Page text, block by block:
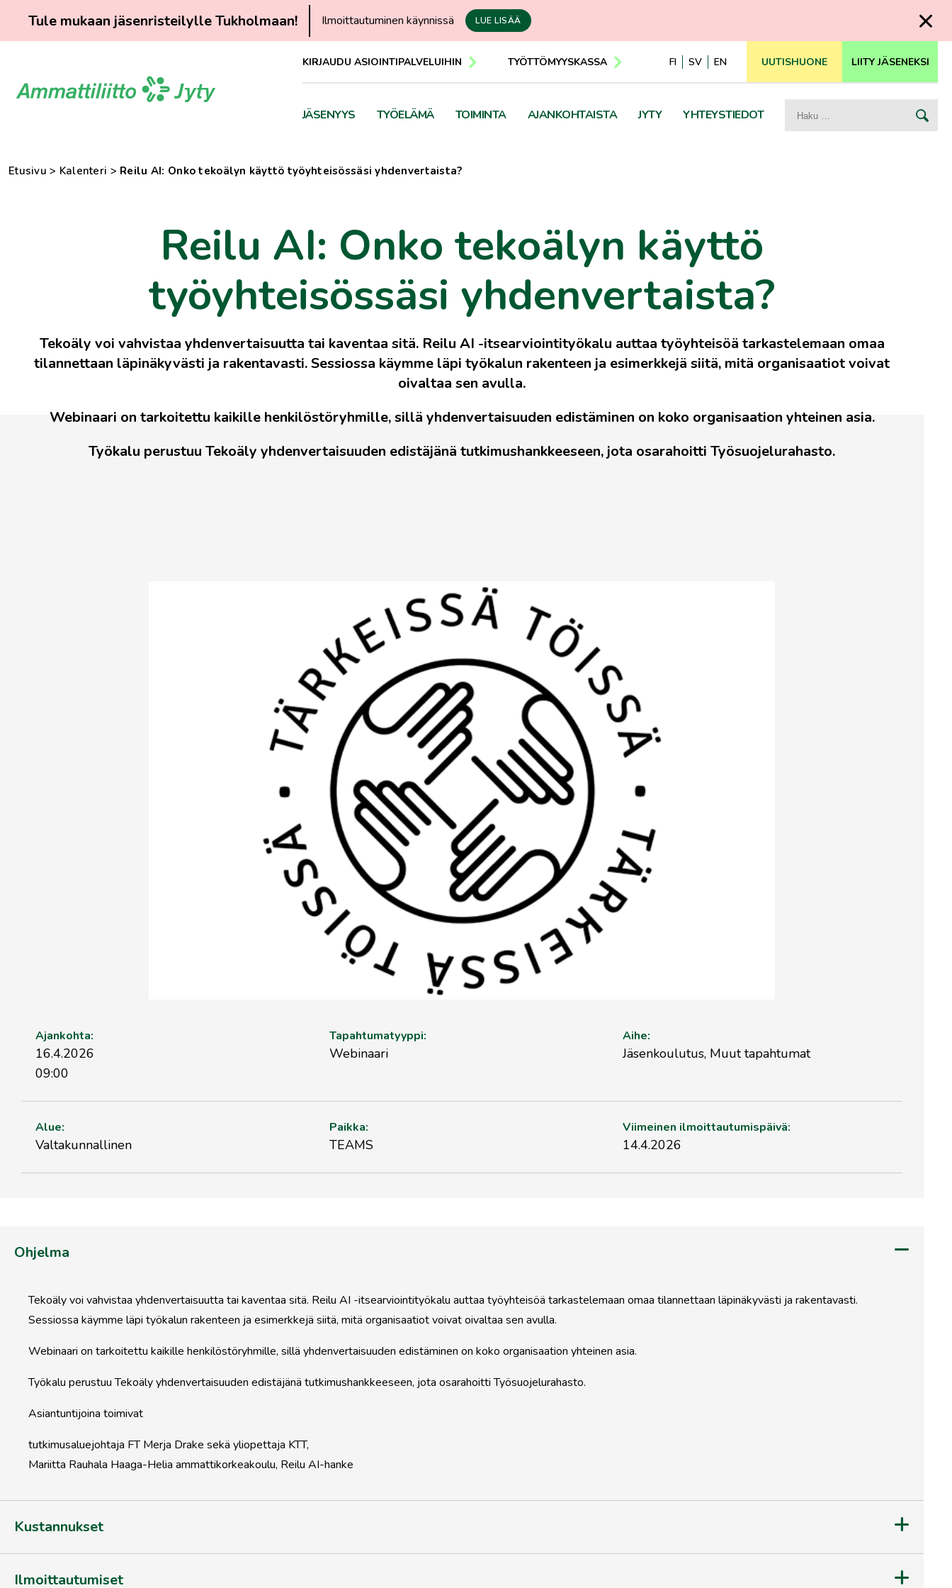
Tule mukaan jäsenristeilylle Tukholmaan! Ilmoittautuminen käynnissä LUE LISÄÄ
sisältöön
KIRJAUDU ASIOINTIPALVELUIHIN TYÖTTÖMYYSKASSA FI SV EN UUTISHUONE LIITY JÄSENEKSI
JÄSENYYS TYÖELÄMÄ TOIMINTA AJANKOHTAISTA JYTY YHTEYSTIEDOT Haku:
Etusivu > Kalenteri > Reilu AI: Onko tekoälyn käyttö työyhteisössäsi yhdenvertaista?
Reilu AI: Onko tekoälyn käyttö
työyhteisössäsi yhdenvertaista?
Tekoäly voi vahvistaa yhdenvertaisuutta tai kaventaa sitä. Reilu AI -itsearviointityökalu auttaa työyhteisöä tarkastelemaan omaa
tilannettaan läpinäkyvästi ja rakentavasti. Sessiossa käymme läpi työkalun rakenteen ja esimerkkejä siitä, mitä organisaatiot voivat
oivaltaa sen avulla.
Webinaari on tarkoitettu kaikille henkilöstöryhmille, sillä yhdenvertaisuuden edistäminen on koko organisaation yhteinen asia.
Työkalu perustuu Tekoäly yhdenvertaisuuden edistäjänä tutkimushankkeeseen, jota osarahoitti Työsuojelurahasto.
Ajankohta:
16.4.2026
09:00
Tapahtumatyyppi:
Webinaari
Aihe:
Jäsenkoulutus, Muut tapahtumat
Alue:
Valtakunnallinen
Paikka:
TEAMS
Viimeinen ilmoittautumispäivä:
14.4.2026
Ohjelma
Tekoäly voi vahvistaa yhdenvertaisuutta tai kaventaa sitä. Reilu AI -itsearviointityökalu auttaa työyhteisöä tarkastelemaan omaa tilannettaan läpinäkyvästi ja rakentavasti.
Sessiossa käymme läpi työkalun rakenteen ja esimerkkejä siitä, mitä organisaatiot voivat oivaltaa sen avulla.
Webinaari on tarkoitettu kaikille henkilöstöryhmille, sillä yhdenvertaisuuden edistäminen on koko organisaation yhteinen asia.
Työkalu perustuu Tekoäly yhdenvertaisuuden edistäjänä tutkimushankkeeseen, jota osarahoitti Työsuojelurahasto.
Asiantuntijoina toimivat
tutkimusaluejohtaja FT Merja Drake sekä yliopettaja KTT,
Mariitta Rauhala Haaga-Helia ammattikorkeakoulu, Reilu AI-hanke
Kustannukset
Ilmoittautumiset